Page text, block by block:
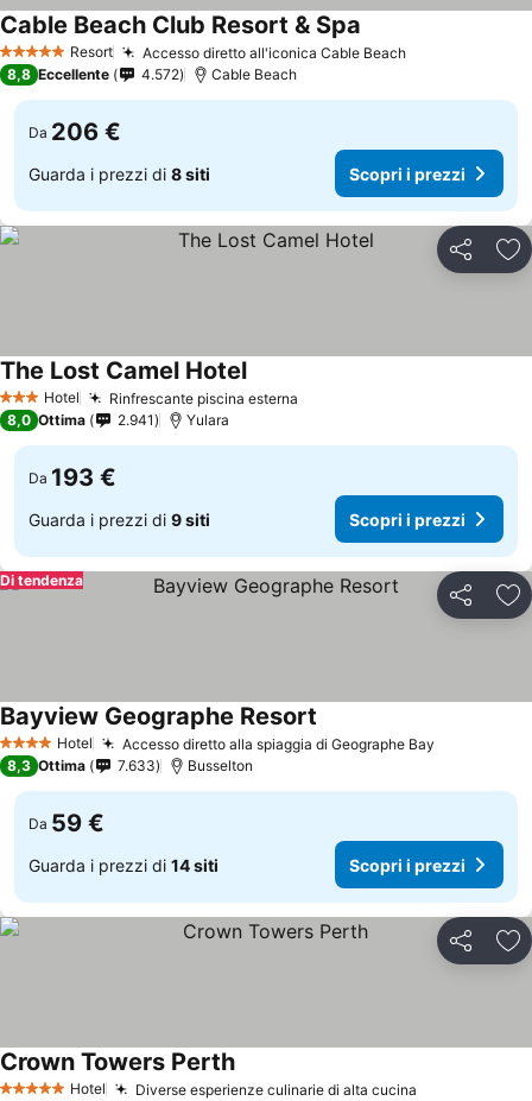
5 Stelle Resort Accesso diretto all'iconica Cable Beach
Cable Beach Club Resort & Spa
8,8 Eccellente 4.572 Cable Beach
Da 206 €
Guarda i prezzi di 8 siti Scopri i prezzi
Condividi
3 StelleHotel Rinfrescante piscina esterna
The Lost Camel Hotel
8,0 Ottima 2.941 Yulara
Da 193 €
Guarda i prezzi di 9 siti Scopri i prezzi
Condividi
Di tendenza
4 Stelle Hotel Accesso diretto alla spiaggia di Geographe Bay
Bayview Geographe Resort
8,3 Ottima 7.633 Busselton
Da 59 €
Guarda i prezzi di 14 siti Scopri i prezzi
Condividi
5 Stelle Hotel Diverse esperienze culinarie di alta cucina
Crown Towers Perth